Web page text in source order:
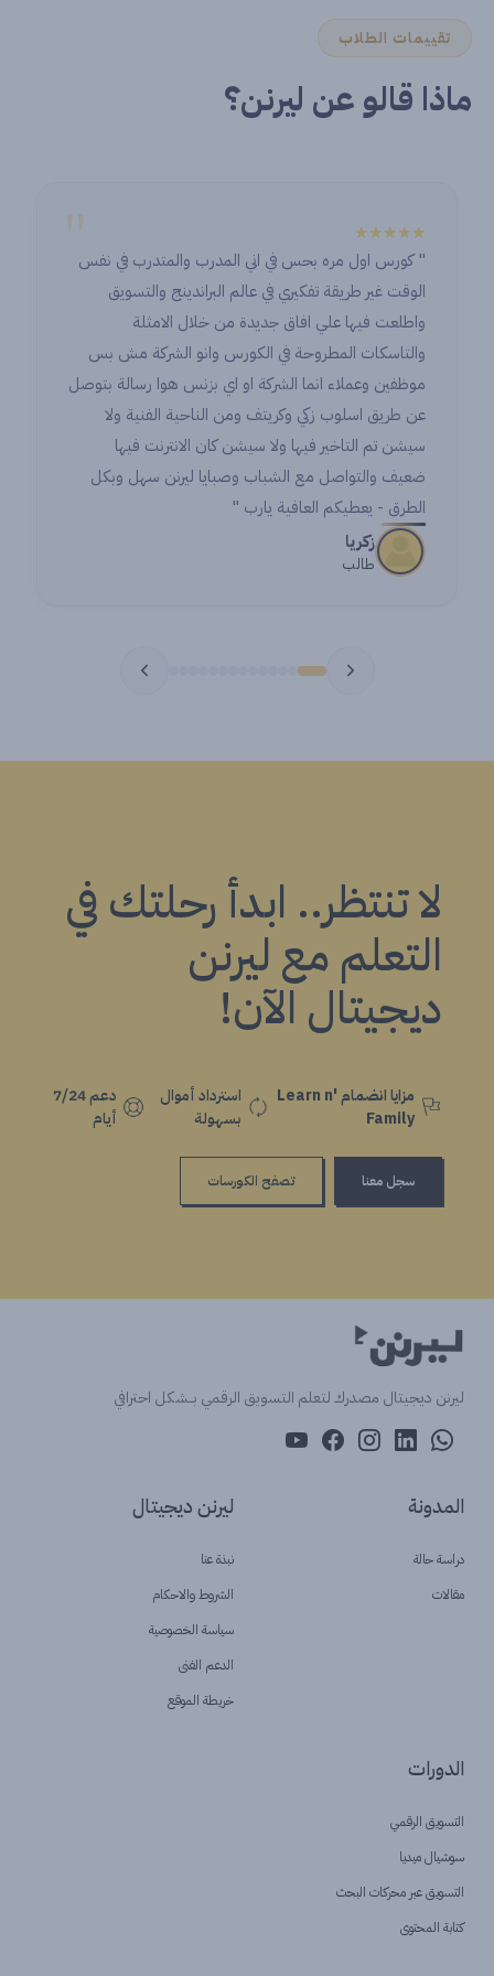
تقييمات الطلاب
ماذا قالو عن ليرنن؟
"
★★★★★
" كورس اول مره بحس في اني المدرب والمتدرب في نفس
الوقت غير طريقة تفكيري في عالم البراندينج والتسويق
واطلعت فيها علي افاق جديدة من خلال الامثلة
والتاسكات المطروحة في الكورس وانو الشركة مش بس
موظفين وعملاء انما الشركة او اي بزنس هوا رسالة بتوصل
عن طريق اسلوب زكي وكريتف ومن الناحية الفنية ولا
سيشن تم التاخير فيها ولا سيشن كان الانترنت فيها
ضعيف والتواصل مع الشباب وصبايا ليرنن سهل وبكل
الطرق - يعطيكم العافية يارب "
زكريا
طالب
لا تنتظر.. ابدأ رحلتك في
التعلم مع ليرنن
ديجيتال الآن!
مزايا انضمام Learn n'
Family
استرداد أموال
بسهولة
دعم 7/24
أيام
سجل معنا تصفح الكورسات
ليرنن ديجيتال مصدرك لتعلم التسويق الرقمي بــشكل احترافي
المدونة
دراسة حالة
مقالات
ليرنن ديجيتال
نبذة عنا
الشروط والاحكام
سياسة الخصوصية
الدعم الفنى
خريطة الموقع
الدورات
التسويق الرقمي
سوشيال ميديا
التسويق عبر محركات البحث
كتابة المحتوى